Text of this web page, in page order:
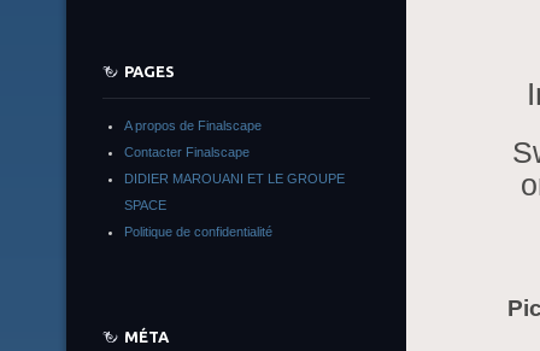
PAGES
A propos de Finalscape
Contacter Finalscape
DIDIER MAROUANI ET LE GROUPE
SPACE
Politique de confidentialité
MÉTA